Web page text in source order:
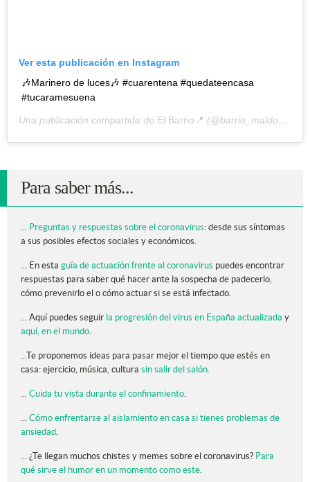
Ver esta publicación en Instagram
🎶Marinero de luces🎶 #cuarentena #quedateencasa
#tucaramesuena
Una publicación compartida de El Barrio📍 (@barrio_maldonado_) el
Para saber más...
Preguntas y respuestas sobre el coronavirus: desde sus síntomas
a sus posibles efectos sociales y económicos.
... En esta guía de actuación frente al coronavirus puedes encontrar
respuestas para saber qué hacer ante la sospecha de padecerlo,
cómo prevenirlo el o cómo actuar si se está infectado.
... Aquí puedes seguir la progresión del virus en España actualizada y
aquí, en el mundo
...Te proponemos ideas para pasar mejor el tiempo que estés en
casa: ejercicio, música, cultura sin salir del salón.
Cuida tu vista durante el confinamiento
Cómo enfrentarse al aislamiento en casa si tienes problemas de
ansiedad
... ¿Te llegan muchos chistes y memes sobre el coronavirus? Para
qué sirve el humor en un momento como este